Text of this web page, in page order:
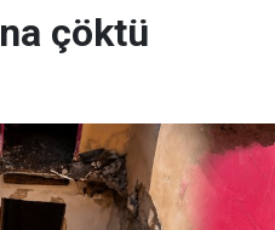
çöktü